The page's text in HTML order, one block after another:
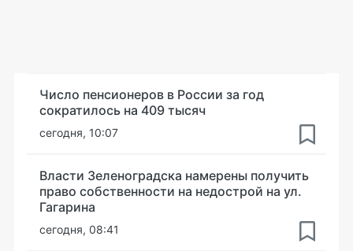
Число пенсионеров в России за год
сократилось на 409 тысяч
сегодня, 10:07
Власти Зеленоградска намерены получить
право собственности на недострой на ул.
Гагарина
сегодня, 08:41